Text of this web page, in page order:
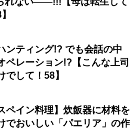
ンティング!? でも会話の中
ペレーション!?【こんな上司
でして！58】
ペイン料理】炊飯器に材料を
でおいしい「パエリア」の作